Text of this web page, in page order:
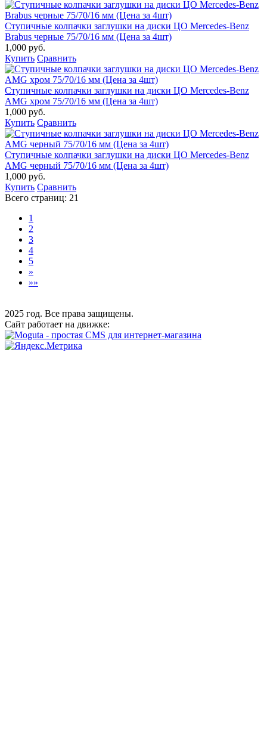
Ступичные колпачки заглушки на диски ЦО Mercedes-Benz
Brabus черные 75/70/16 мм (Цена за 4шт)
1,000 руб.
Купить Сравнить
Ступичные колпачки заглушки на диски ЦО Mercedes-Benz
AMG хром 75/70/16 мм (Цена за 4шт)
1,000 руб.
Купить Сравнить
Ступичные колпачки заглушки на диски ЦО Mercedes-Benz
AMG черный 75/70/16 мм (Цена за 4шт)
1,000 руб.
Купить Сравнить
Всего страниц: 21
1
2
3
4
5
»
»»
2025 год. Все права защищены.
Сайт работает на движке: